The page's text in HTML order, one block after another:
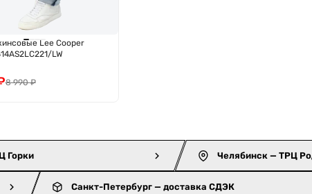
Lee Cooper
LW
8 990₽
Горки Челябинск — ТРЦ
Санкт-Петербург — доставка СДЭК